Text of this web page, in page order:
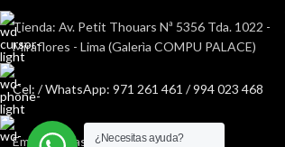
Tienda: Av. Petit Thouars Nª 5356 Tda. 1022 -
Miraflores - Lima (Galerìa COMPU PALACE)
Cel: / WhatsApp: 971 261 461 / 994 023 468
Email: ventas@fabisan.pe
¿Necesitas ayuda?